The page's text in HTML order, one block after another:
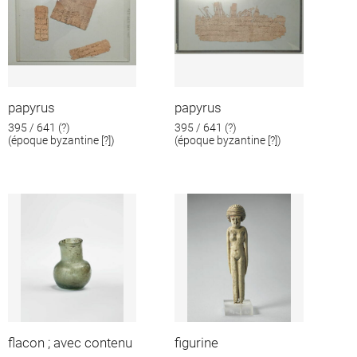
papyrus
395 / 641 (?)
(époque byzantine [?])
papyrus
395 / 641 (?)
(époque byzantine [?])
flacon ; avec contenu figurine